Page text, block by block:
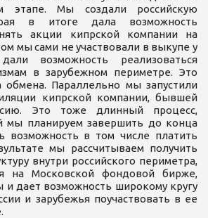
этапе. Мы создали российскую
в итоге дала возможность
акции кипрской компании на
мы сами не участвовали в выкупе у
возможность реализоваться
в зарубежном периметре. Это
Параллельно мы запустили
кипрской компании, бывшей
Это тоже длинный процесс,
мы планируем завершить до конца
возможность в том числе платить
мы рассчитываем получить
внутри российского периметра,
на Московской фондовой бирже,
и дает возможность широкому кругу
и зарубежья поучаствовать в ее